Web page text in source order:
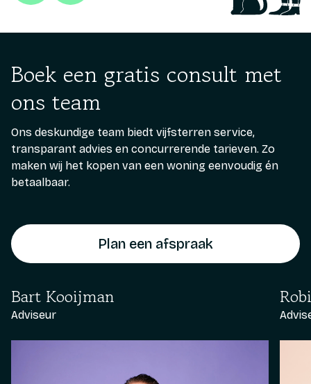
Boek een gratis consult met
ons team
Ons deskundige team biedt vijfsterren service,
transparant advies en concurrerende tarieven. Zo
maken wij het kopen van een woning eenvoudig én
betaalbaar.
Plan een afspraak
Bart Kooijman
Adviseur